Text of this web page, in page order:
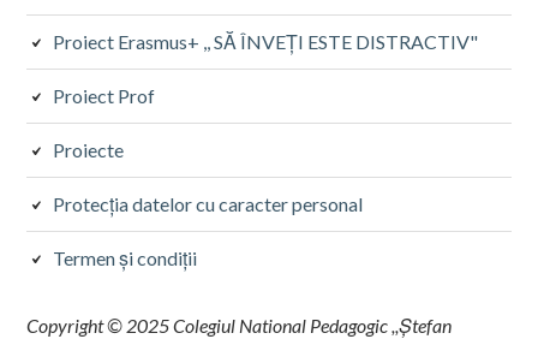
Proiect Erasmus+ ,, SĂ ÎNVEȚI ESTE DISTRACTIV"
Proiect Prof
Proiecte
Protecţia datelor cu caracter personal
Termen și condiții
Copyright © 2025 Colegiul National Pedagogic ,,Ștefan